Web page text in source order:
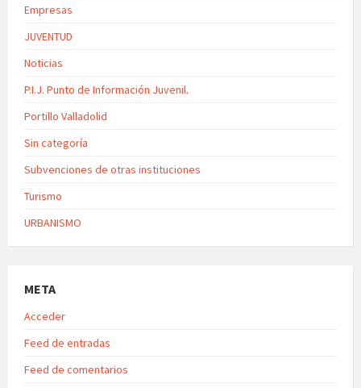
Empresas
JUVENTUD
Noticias
P.I.J. Punto de Información Juvenil.
Portillo Valladolid
Sin categoría
Subvenciones de otras instituciones
Turismo
URBANISMO
META
Acceder
Feed de entradas
Feed de comentarios